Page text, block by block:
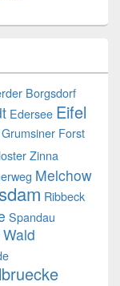
Borgsdorf
Edersee Eifel
Grumsiner Forst
Zinna
Melchow
Ribbeck
Spandau
Wald